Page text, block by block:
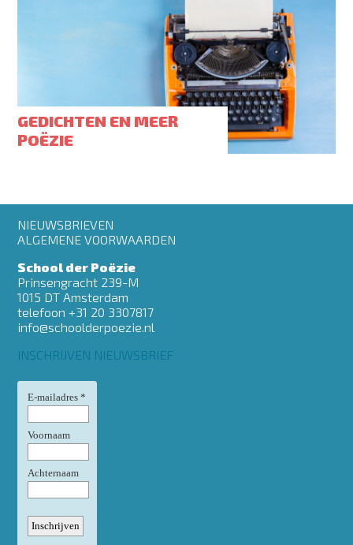
GEDICHTEN EN MEER
POËZIE
Footer
menu
NIEUWSBRIEVEN
ALGEMENE VOORWAARDEN
School der Poëzie
Prinsengracht 239-M
1015 DT Amsterdam
telefoon +31 20 3307817
info@schoolderpoezie.nl
INSCHRIJVEN NIEUWSBRIEF